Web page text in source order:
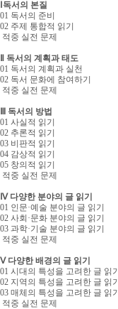
Ⅰ독서의 본질
01 독서의 준비
02 주제 통합적 읽기
적중 실전 문제
Ⅱ 독서의 계획과 태도
01 독서의 계획과 실천
02 독서 문화에 참여하기
적중 실전 문제
Ⅲ 독서의 방법
01 사실적 읽기
02 추론적 읽기
03 비판적 읽기
04 감상적 읽기
05 창의적 읽기
적중 실전 문제
Ⅳ 다양한 분야의 글 읽기
01 인문·예술 분야의 글 읽기
02 사회·문화 분야의 글 읽기
03 과학·기술 분야의 글 읽기
적중 실전 문제
Ⅴ 다양한 배경의 글 읽기
01 시대의 특성을 고려한 글 읽기
02 지역의 특성을 고려한 글 읽기
03 매체의 특성을 고려한 글 읽기
적중 실전 문제